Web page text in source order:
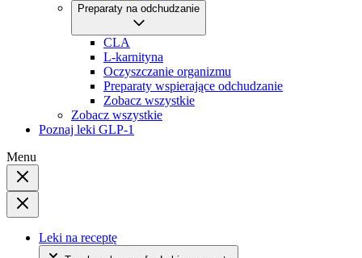
Preparaty na odchudzanie
CLA
L-karnityna
Oczyszczanie organizmu
Preparaty wspierające odchudzanie
Zobacz wszystkie
Zobacz wszystkie
Poznaj leki GLP-1
Menu
Leki na receptę